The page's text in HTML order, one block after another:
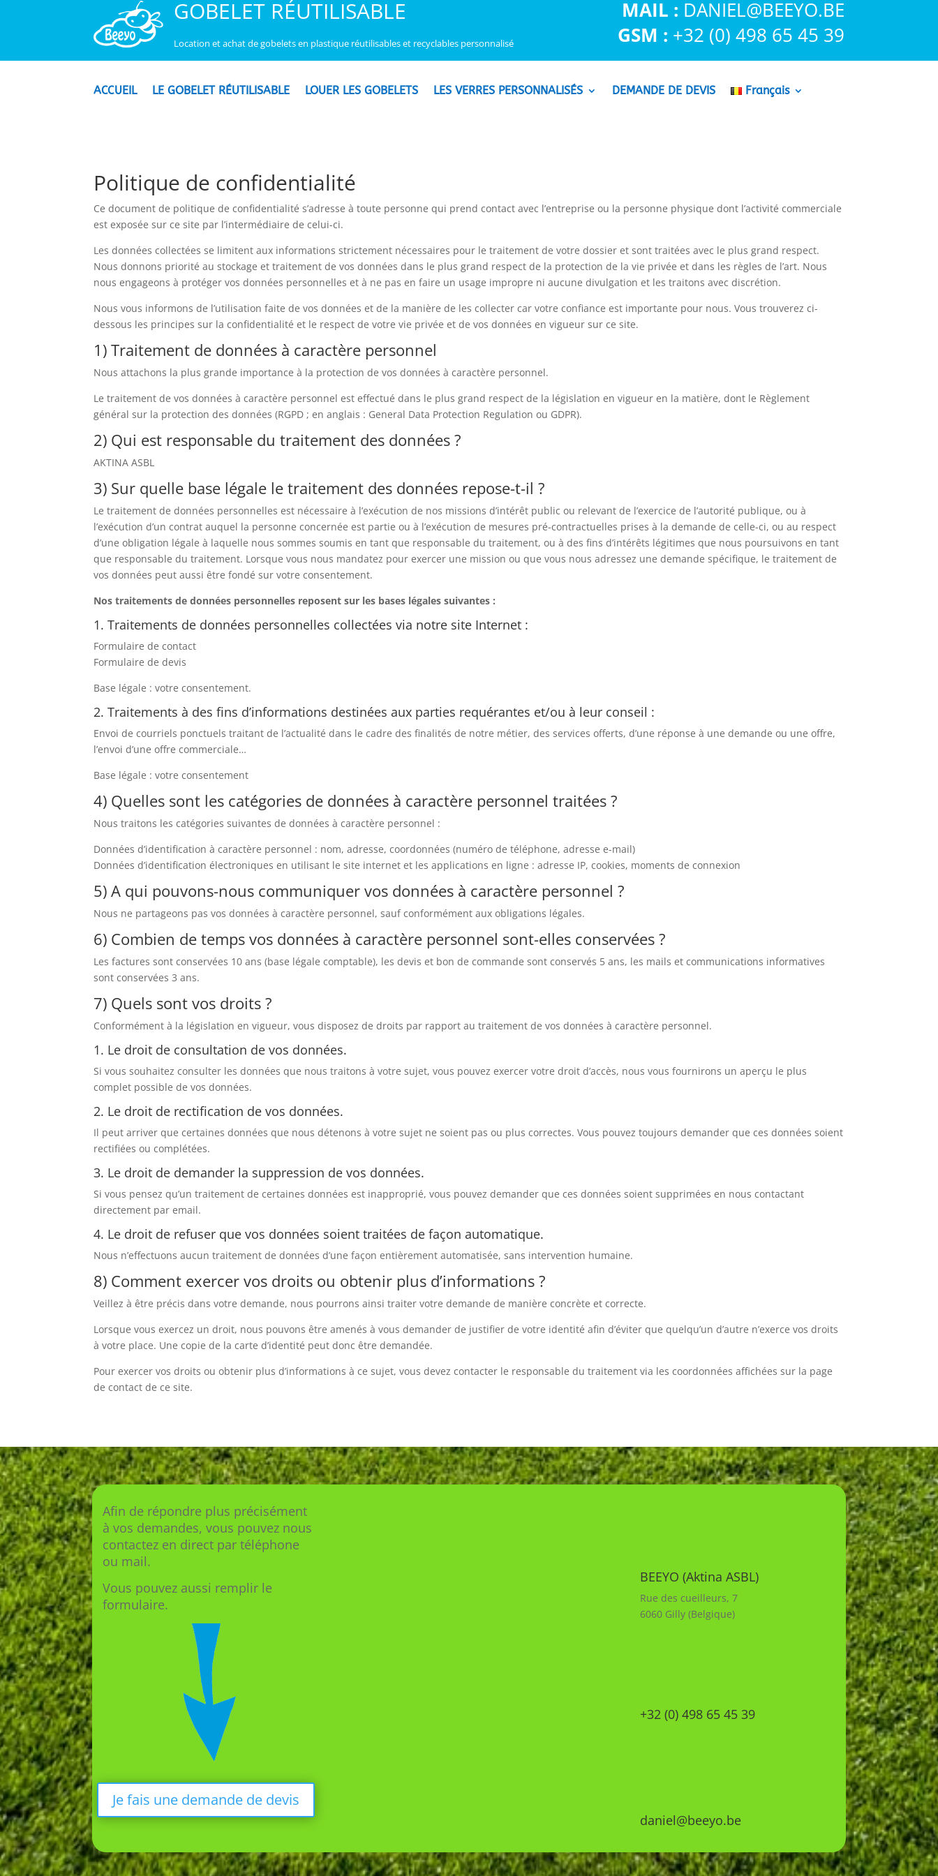
GOBELET RÉUTILISABLE
Location et achat de gobelets en plastique réutilisables et recyclables personnalisé
MAIL : DANIEL@BEEYO.BE
GSM : +32 (0) 498 65 45 39
ACCUEIL LE GOBELET RÉUTILISABLE LOUER LES GOBELETS LES VERRES PERSONNALISÉS DEMANDE DE DEVIS Français
Politique de confidentialité
Ce document de politique de confidentialité s’adresse à toute personne qui prend contact avec l’entreprise ou la personne physique dont l’activité commerciale
est exposée sur ce site par l’intermédiaire de celui-ci.
Les données collectées se limitent aux informations strictement nécessaires pour le traitement de votre dossier et sont traitées avec le plus grand respect.
Nous donnons priorité au stockage et traitement de vos données dans le plus grand respect de la protection de la vie privée et dans les règles de l’art. Nous
nous engageons à protéger vos données personnelles et à ne pas en faire un usage impropre ni aucune divulgation et les traitons avec discrétion.
Nous vous informons de l’utilisation faite de vos données et de la manière de les collecter car votre confiance est importante pour nous. Vous trouverez ci-
dessous les principes sur la confidentialité et le respect de votre vie privée et de vos données en vigueur sur ce site.
1) Traitement de données à caractère personnel
Nous attachons la plus grande importance à la protection de vos données à caractère personnel.
Le traitement de vos données à caractère personnel est effectué dans le plus grand respect de la législation en vigueur en la matière, dont le Règlement
général sur la protection des données (RGPD ; en anglais : General Data Protection Regulation ou GDPR).
2) Qui est responsable du traitement des données ?
AKTINA ASBL
3) Sur quelle base légale le traitement des données repose-t-il ?
Le traitement de données personnelles est nécessaire à l’exécution de nos missions d’intérêt public ou relevant de l’exercice de l’autorité publique, ou à
l’exécution d’un contrat auquel la personne concernée est partie ou à l’exécution de mesures pré-contractuelles prises à la demande de celle-ci, ou au respect
d’une obligation légale à laquelle nous sommes soumis en tant que responsable du traitement, ou à des fins d’intérêts légitimes que nous poursuivons en tant
que responsable du traitement. Lorsque vous nous mandatez pour exercer une mission ou que vous nous adressez une demande spécifique, le traitement de
vos données peut aussi être fondé sur votre consentement.
Nos traitements de données personnelles reposent sur les bases légales suivantes :
1. Traitements de données personnelles collectées via notre site Internet :
Formulaire de contact
Formulaire de devis
Base légale : votre consentement.
2. Traitements à des fins d’informations destinées aux parties requérantes et/ou à leur conseil :
Envoi de courriels ponctuels traitant de l’actualité dans le cadre des finalités de notre métier, des services offerts, d’une réponse à une demande ou une offre,
l’envoi d’une offre commerciale…
Base légale : votre consentement
4) Quelles sont les catégories de données à caractère personnel traitées ?
Nous traitons les catégories suivantes de données à caractère personnel :
Données d’identification à caractère personnel : nom, adresse, coordonnées (numéro de téléphone, adresse e-mail)
Données d’identification électroniques en utilisant le site internet et les applications en ligne : adresse IP, cookies, moments de connexion
5) A qui pouvons-nous communiquer vos données à caractère personnel ?
Nous ne partageons pas vos données à caractère personnel, sauf conformément aux obligations légales.
6) Combien de temps vos données à caractère personnel sont-elles conservées ?
Les factures sont conservées 10 ans (base légale comptable), les devis et bon de commande sont conservés 5 ans, les mails et communications informatives
sont conservées 3 ans.
7) Quels sont vos droits ?
Conformément à la législation en vigueur, vous disposez de droits par rapport au traitement de vos données à caractère personnel.
1. Le droit de consultation de vos données.
Si vous souhaitez consulter les données que nous traitons à votre sujet, vous pouvez exercer votre droit d’accès, nous vous fournirons un aperçu le plus
complet possible de vos données.
2. Le droit de rectification de vos données.
Il peut arriver que certaines données que nous détenons à votre sujet ne soient pas ou plus correctes. Vous pouvez toujours demander que ces données soient
rectifiées ou complétées.
3. Le droit de demander la suppression de vos données.
Si vous pensez qu’un traitement de certaines données est inapproprié, vous pouvez demander que ces données soient supprimées en nous contactant
directement par email.
4. Le droit de refuser que vos données soient traitées de façon automatique.
Nous n’effectuons aucun traitement de données d’une façon entièrement automatisée, sans intervention humaine.
8) Comment exercer vos droits ou obtenir plus d’informations ?
Veillez à être précis dans votre demande, nous pourrons ainsi traiter votre demande de manière concrète et correcte.
Lorsque vous exercez un droit, nous pouvons être amenés à vous demander de justifier de votre identité afin d’éviter que quelqu’un d’autre n’exerce vos droits
à votre place. Une copie de la carte d’identité peut donc être demandée.
Pour exercer vos droits ou obtenir plus d’informations à ce sujet, vous devez contacter le responsable du traitement via les coordonnées affichées sur la page
de contact de ce site.
Afin de répondre plus précisément
à vos demandes, vous pouvez nous
contactez en direct par téléphone
ou mail.
Vous pouvez aussi remplir le
formulaire.
Je fais une demande de devis
BEEYO (Aktina ASBL)
Rue des cueilleurs, 7
6060 Gilly (Belgique)
+32 (0) 498 65 45 39
daniel@beeyo.be